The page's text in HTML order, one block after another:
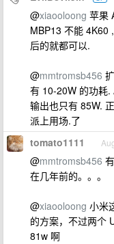
@xiaooloong 苹果
MBP13 不能 4K60
后的就都可以.
@mmtromsb456
有 10-20W 的功耗
输出也只有 85W.
派上用场.了
tomato1111
@mmtromsb456
在几年前的。。。
@xiaooloong 小米
的方案，不过两个
81w 啊